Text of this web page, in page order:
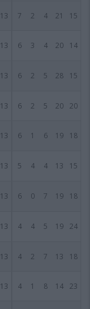
13 7 2 4 21 15
13 6 3 4 20 14
13 6 2 5 28 15
13 6 2 5 20 20
13 6 1 6 19 18
13 5 4 4 13 15
13 6 0 7 19 18
13 4 4 5 19 24
13 4 2 7 13 18
13 4 1 8 14 23